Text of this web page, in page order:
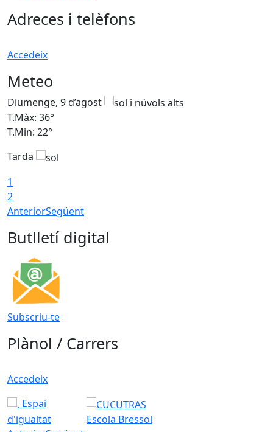
Adreces i telèfons
Accedeix
Meteo
Diumenge, 9 d’agost
T.Màx: 36°
T.Min: 22°
Tarda
1
2
AnteriorSegüent
Butlletí digital
Subscriu-te
Plànol / Carrers
Accedeix
Espai
d'igualtat
Escola Bressol